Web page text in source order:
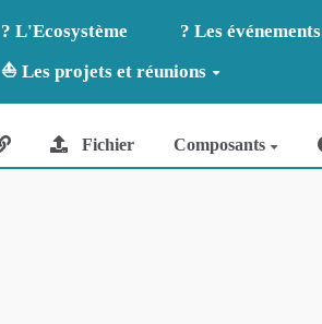
? L'Ecosystème ? Les événements
⛵ Les projets et réunions
Fichier Composants